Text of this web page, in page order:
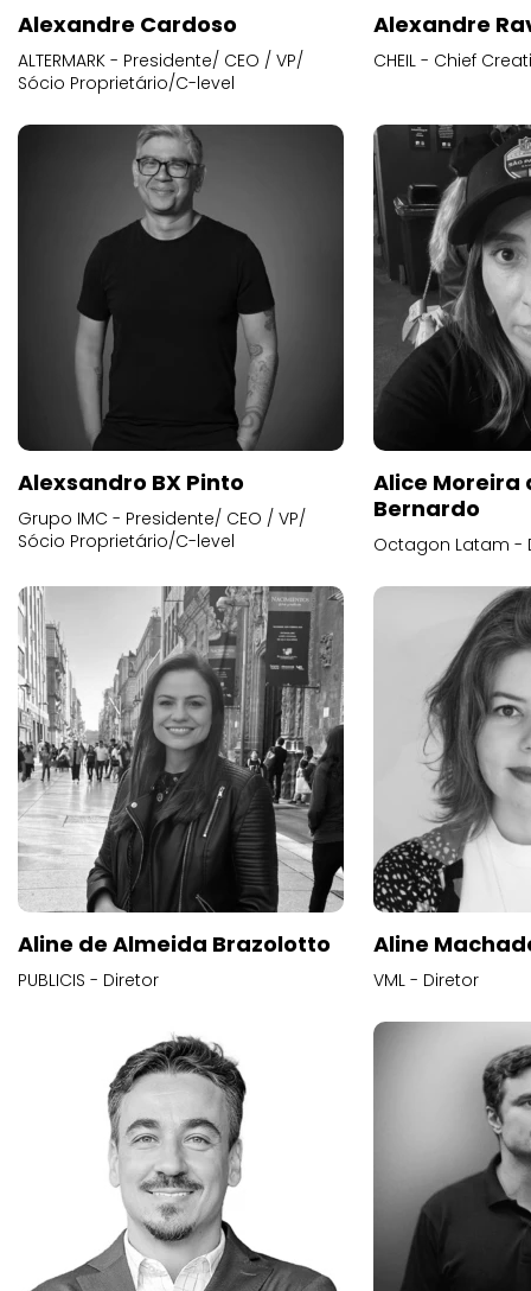
Alexandre Cardoso
ALTERMARK - Presidente/ CEO / VP/
Sócio Proprietário/C-level
Alexandre
CHEIL - Chief
Alexsandro BX Pinto
Grupo IMC - Presidente/ CEO / VP/
Sócio Proprietário/C-level
Alice
Bernardo
Octagon Latam -
Aline de Almeida Brazolotto
PUBLICIS - Diretor
Aline
VML - Diretor